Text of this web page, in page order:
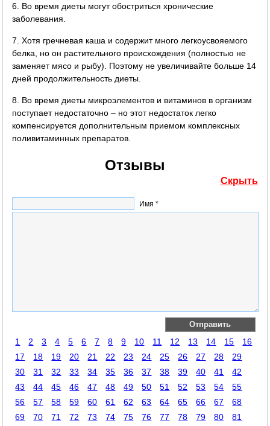
6. Во время диеты могут обостриться хронические
заболевания.
7. Хотя гречневая каша и содержит много легкоусвояемого
белка, но он растительного происхождения (полностью не
заменяет мясо и рыбу). Поэтому не увеличивайте больше 14
дней продолжительность диеты.
8. Во время диеты микроэлементов и витаминов в организм
поступает недостаточно – но этот недостаток легко
компенсируется дополнительным приемом комплексных
поливитаминных препаратов.
Отзывы
Скрыть
Имя *
1 2 3 4 5 6 7 8 9 10 11 12 13 14 15
16
17
18 19 20 21 22 23 24 25 26 27 28
29
30
31 32 33 34 35 36 37 38 39 40 41
42
43
44 45 46 47 48 49 50 51 52 53 54
55
56
57 58 59 60 61 62 63 64 65 66 67
68
69
70 71 72 73 74 75 76 77 78 79 80
81